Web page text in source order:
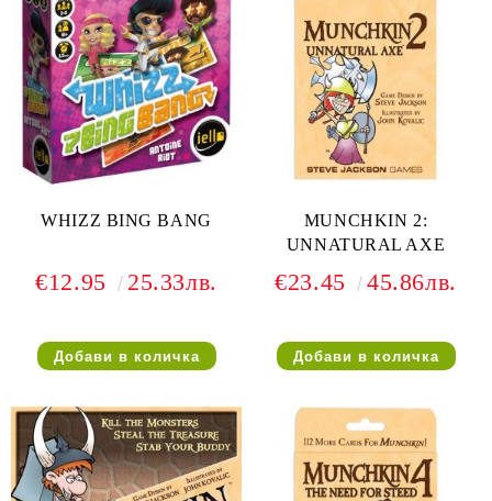
WHIZZ BING BANG
€12.95 25.33лв.
MUNCHKIN 2:
UNNATURAL AXE
€23.45 45.86лв.